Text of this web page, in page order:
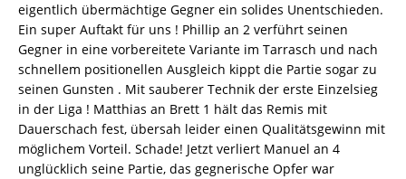
eigentlich übermächtige Gegner ein solides Unentschieden.
Ein super Auftakt für uns ! Phillip an 2 verführt seinen
Gegner in eine vorbereitete Variante im Tarrasch und nach
schnellem positionellen Ausgleich kippt die Partie sogar zu
seinen Gunsten . Mit sauberer Technik der erste Einzelsieg
in der Liga ! Matthias an Brett 1 hält das Remis mit
Dauerschach fest, übersah leider einen Qualitätsgewinn mit
möglichem Vorteil. Schade! Jetzt verliert Manuel an 4
unglücklich seine Partie, das gegnerische Opfer war